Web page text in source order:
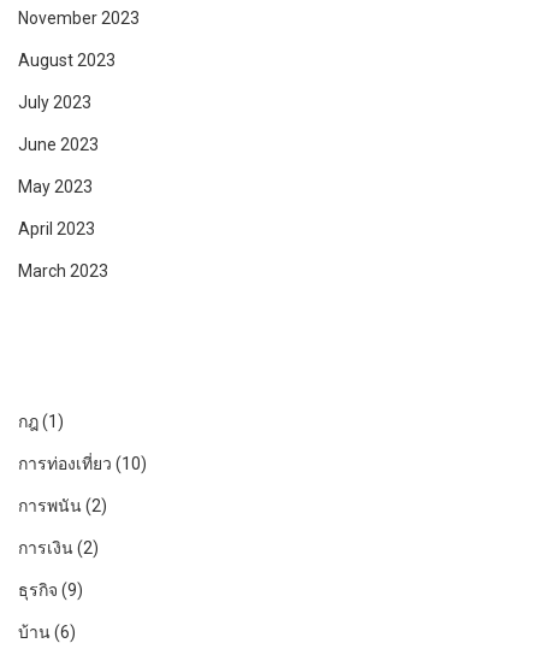
November 2023
August 2023
July 2023
June 2023
May 2023
April 2023
March 2023
กฎ(1)
การท่องเที่ยว (10)
การพนัน(2)
การเงิน(2)
ธุรกิจ (9)
บ้าน(6)